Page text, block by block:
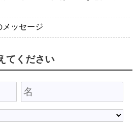
ッセージ
てください